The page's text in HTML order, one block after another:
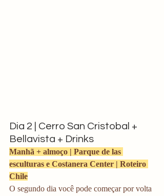
Dia 2 | Cerro San Cristobal +
Bellavista + Drinks
Manhã + almoço | Parque de las
esculturas e Costanera Center | Roteiro
Chile
O segundo dia você pode começar por volta